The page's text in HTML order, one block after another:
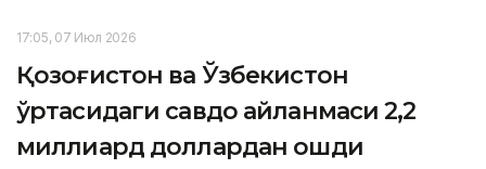
17:05, 07 Июл 2026
Қозоғистон ва Ўзбекистон
ўртасидаги савдо айланмаси 2,2
миллиард доллардан ошди